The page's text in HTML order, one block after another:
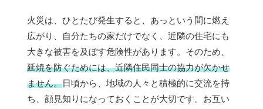
火災は、ひとたび発生すると、あっという間に燃え
広がり、自分たちの家だけでなく、近隣の住宅にも
大きな被害を及ぼす危険性があります。そのため、
延焼を防ぐためには、近隣住民同士の協力が欠かせ
ません。日頃から、地域の人々と積極的に交流を持
ち、顔見知りになっておくことが大切です。お互い